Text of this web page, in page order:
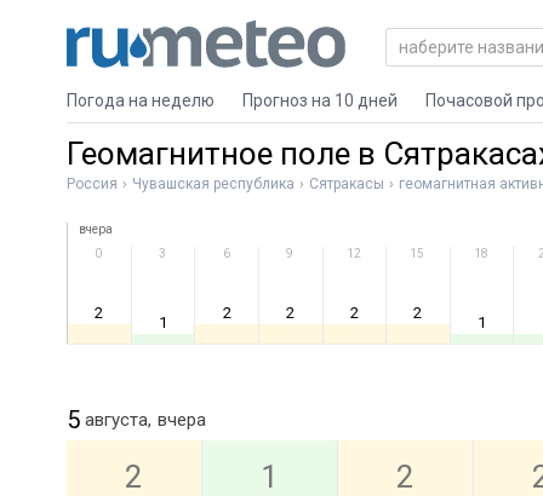
Погода на неделю Прогноз на 10 дней Почасовой
Геомагнитное поле в
Россия Чувашская республика Сятракасы геомагнитная
вчера
0
2
3
1
6
2
9
2
12
2
15
2
18
1
5 августа, вчера
2 1 2